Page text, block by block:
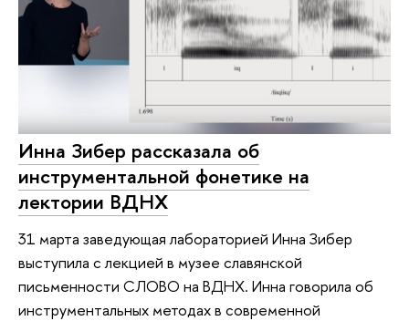
Инна Зибер рассказала об
инструментальной фонетике на
лектории ВДНХ
31 марта заведующая лабораторией Инна Зибер
выступила с лекцией в музее славянской
письменности СЛОВО на ВДНХ. Инна говорила об
инструментальных методах в современной